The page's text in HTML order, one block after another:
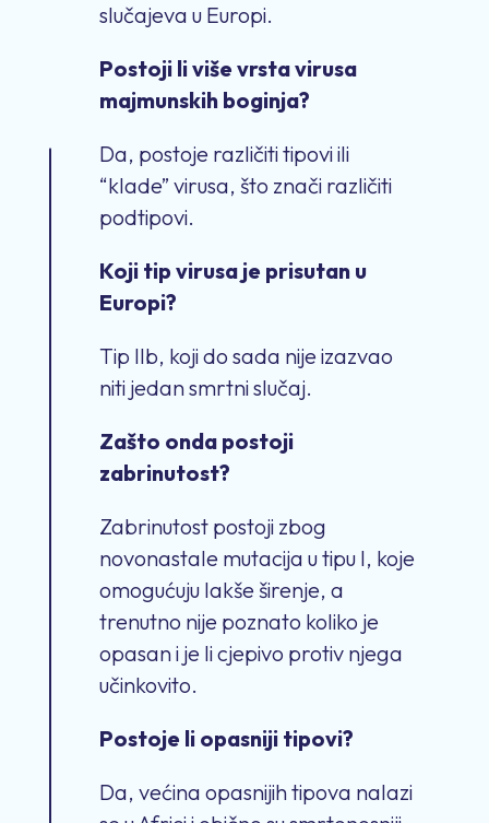
slučajeva u Europi.
Postoji li više vrsta virusa
majmunskih boginja?
Da, postoje različiti tipovi ili
“klade” virusa, što znači različiti
podtipovi.
Koji tip virusa je prisutan u
Europi?
Tip IIb, koji do sada nije izazvao
niti jedan smrtni slučaj.
Zašto onda postoji
zabrinutost?
Zabrinutost postoji zbog
novonastale mutacija u tipu I, koje
omogućuju lakše širenje, a
trenutno nije poznato koliko je
opasan i je li cjepivo protiv njega
učinkovito.
Postoje li opasniji tipovi?
Da, većina opasnijih tipova nalazi